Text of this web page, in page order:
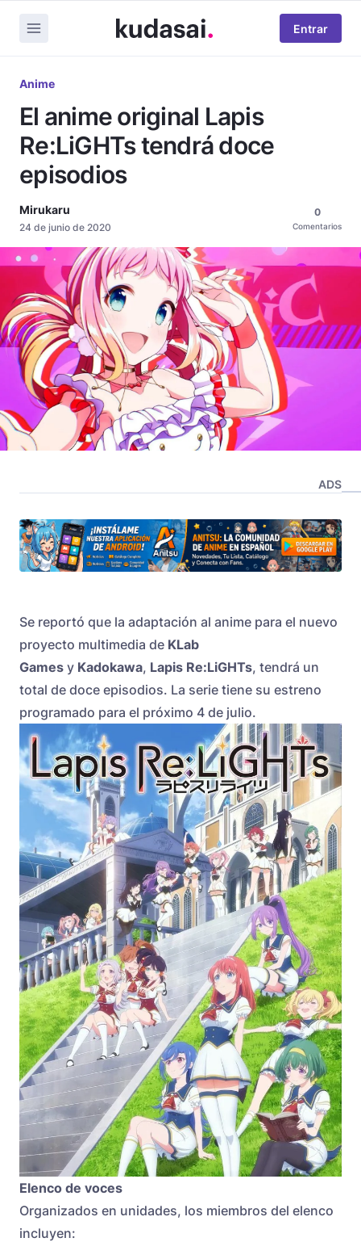
Entrar
Anime
El anime original Lapis
Re:LiGHTs tendrá doce
episodios
Mirukaru
24 de junio de 2020
0
Comentarios
ADS
Se reportó que la adaptación al anime para el nuevo
proyecto multimedia de KLab
Games y Kadokawa, Lapis Re:LiGHTs, tendrá un
total de doce episodios. La serie tiene su estreno
programado para el próximo 4 de julio.
Elenco de voces
Organizados en unidades, los miembros del elenco
incluyen: